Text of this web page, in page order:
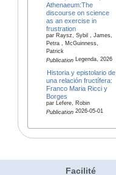
Athenaeum:The
discourse on science
as an exercise in
frustration
par Raysz, Sybil , James,
Petra , McGuinness,
Patrick
PublicationLegenda, 2026
Historia y epistolario de
una relación fructífera:
Franco Maria Ricci y
Borges
par Lefere, Robin
Publication2026-05-01
Facilité